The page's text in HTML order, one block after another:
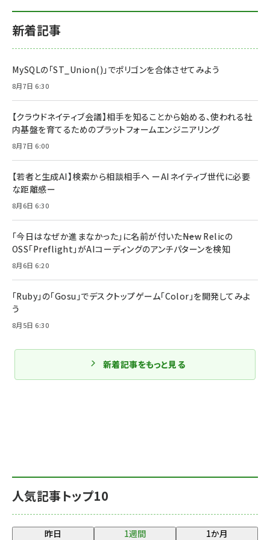
人気記事トップ10
昨日 1週間 1か月
新着記事
MySQLの「ST_Union()」でポリゴンを合体させてみよう
8月7日 6:30
【クラウドネイティブ会議】相手を知ることから始める、使われる社
内基盤を育てるためのプラットフォームエンジニアリング
8月7日 6:00
【若者と生成AI】検索から相談相手へ ーAIネイティブ世代に必要
な距離感ー
8月6日 6:30
「今日はなぜか進まなかった」に名前が付いた――New Relicの
OSS「Preflight」がAIコーディングのアンチパターンを検知
8月6日 6:20
「Ruby」の「Gosu」でデスクトップゲーム「Color」を開発してみよ
う
8月5日 6:30
新着記事をもっと見る